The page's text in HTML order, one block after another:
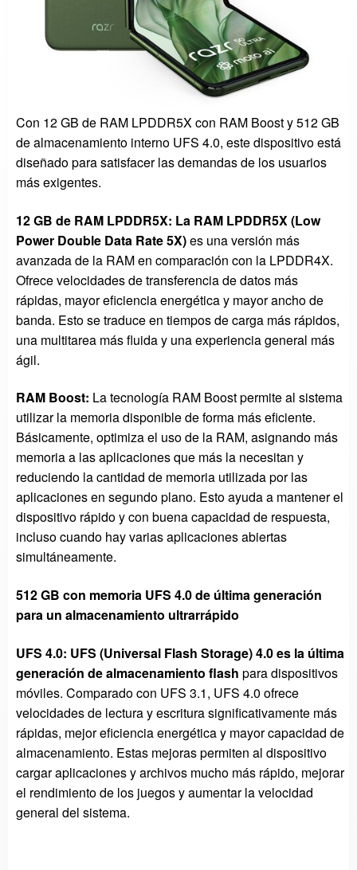
Con 12 GB de RAM LPDDR5X con RAM Boost y 512 GB
de almacenamiento interno UFS 4.0, este dispositivo está
diseñado para satisfacer las demandas de los usuarios
más exigentes.
12 GB de RAM LPDDR5X: La RAM LPDDR5X (Low
Power Double Data Rate 5X)es una versión más
avanzada de la RAM en comparación con la LPDDR4X.
Ofrece velocidades de transferencia de datos más
rápidas, mayor eficiencia energética y mayor ancho de
banda. Esto se traduce en tiempos de carga más rápidos,
una multitarea más fluida y una experiencia general más
ágil.
RAM Boost: La tecnología RAM Boost permite al sistema
utilizar la memoria disponible de forma más eficiente.
Básicamente, optimiza el uso de la RAM, asignando más
memoria a las aplicaciones que más la necesitan y
reduciendo la cantidad de memoria utilizada por las
aplicaciones en segundo plano. Esto ayuda a mantener el
dispositivo rápido y con buena capacidad de respuesta,
incluso cuando hay varias aplicaciones abiertas
simultáneamente.
512 GB con memoria UFS 4.0 de última generación
para un almacenamiento ultrarrápido
UFS 4.0: UFS (Universal Flash Storage) 4.0 es la última
generación de almacenamiento flash para dispositivos
móviles. Comparado con UFS 3.1, UFS 4.0 ofrece
velocidades de lectura y escritura significativamente más
rápidas, mejor eficiencia energética y mayor capacidad de
almacenamiento. Estas mejoras permiten al dispositivo
cargar aplicaciones y archivos mucho más rápido, mejorar
el rendimiento de los juegos y aumentar la velocidad
general del sistema.